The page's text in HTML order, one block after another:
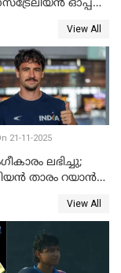
ഓപ്പണ്‍
View All
21-11-2025
ലഭിച്ചു;
താരം റയാന്‍
കളിക്കാം
View All